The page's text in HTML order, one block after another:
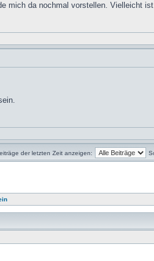
mich da nochmal vorstellen. Vielleicht
der letzten Zeit anzeigen: